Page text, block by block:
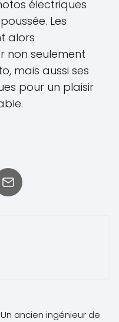
électriques
Les
alors
non seulement
mais aussi ses
pour un plaisir
Un ancien ingénieur de